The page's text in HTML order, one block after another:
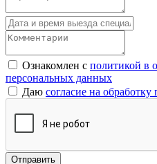
Ознакомлен с политикой в
персональных данных
Даю согласие на